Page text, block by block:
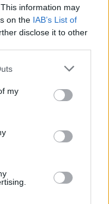
information may
on the IAB’s List of
disclose it to other
my
на